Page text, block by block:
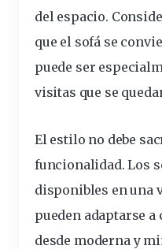
del espacio.
que el sofá se
puede ser
visitas que se
El estilo no debe
funcionalidad. Los
disponibles en una
pueden adaptarse
desde moderna y